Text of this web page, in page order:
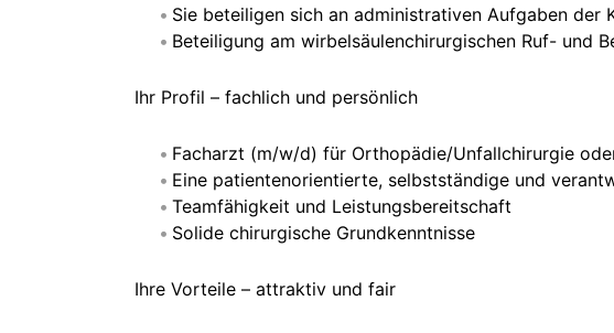
Sie beteiligen sich an administrativen Aufgaben
Beteiligung am wirbelsäulenchirurgischen Ruf- und
Ihr Profil – fachlich und persönlich
Facharzt (m/w/d) für Orthopädie/Unfallchirurgie
Eine patientenorientierte, selbstständige und
Teamfähigkeit und Leistungsbereitschaft
Solide chirurgische Grundkenntnisse
Ihre Vorteile – attraktiv und fair